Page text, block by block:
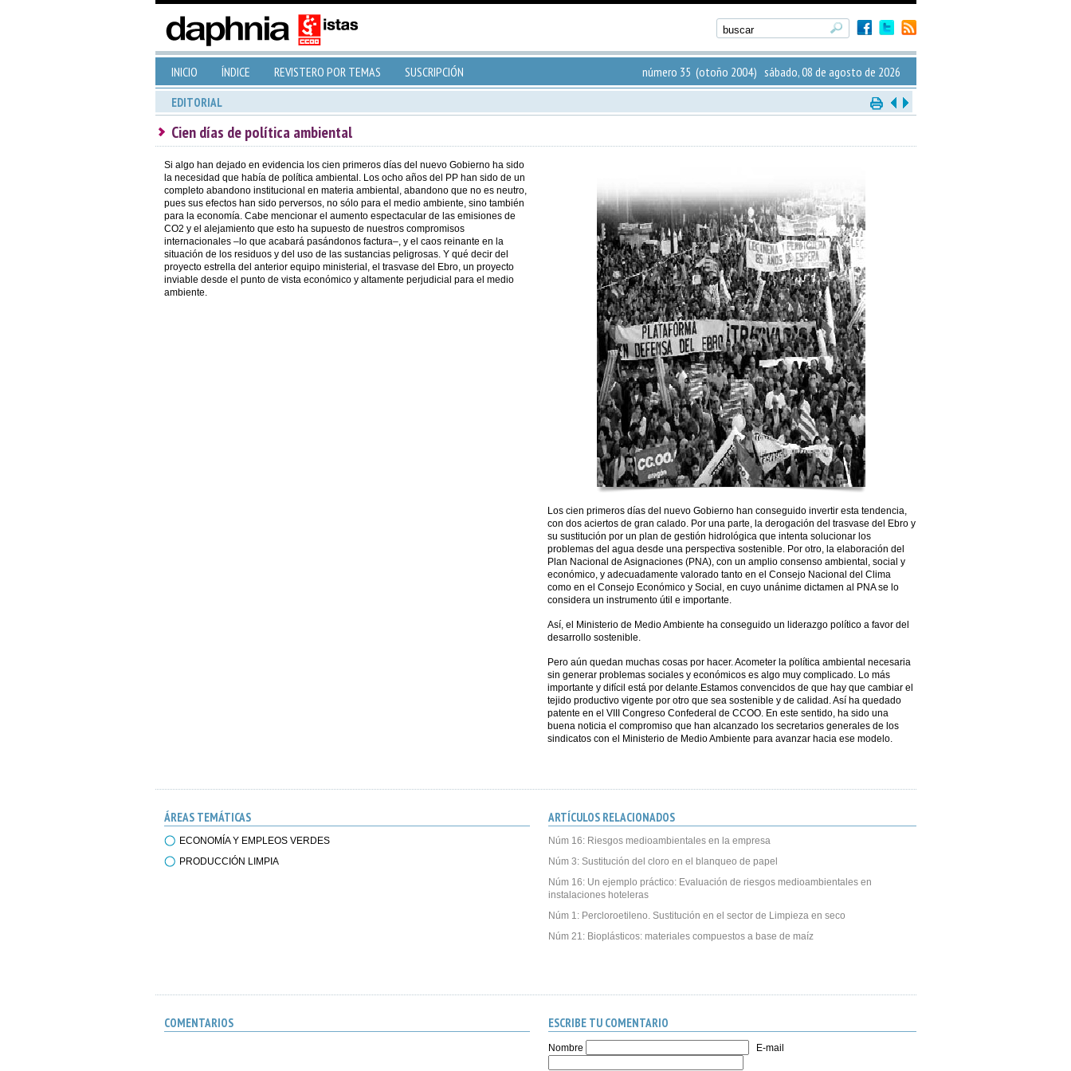
INICIO ÍNDICE REVISTERO POR TEMAS SUSCRIPCIÓN número 35 (otoño 2004) sábado, 08 de agosto de 2026
EDITORIAL
Cien días de política ambiental
Si algo han dejado en evidencia los cien primeros días del nuevo Gobierno ha sido
la necesidad que había de política ambiental. Los ocho años del PP han sido de un
completo abandono institucional en materia ambiental, abandono que no es neutro,
pues sus efectos han sido perversos, no sólo para el medio ambiente, sino también
para la economía. Cabe mencionar el aumento espectacular de las emisiones de
CO2 y el alejamiento que esto ha supuesto de nuestros compromisos
internacionales –lo que acabará pasándonos factura–, y el caos reinante en la
situación de los residuos y del uso de las sustancias peligrosas. Y qué decir del
proyecto estrella del anterior equipo ministerial, el trasvase del Ebro, un proyecto
inviable desde el punto de vista económico y altamente perjudicial para el medio
ambiente.
Los cien primeros días del nuevo Gobierno han conseguido invertir esta tendencia,
con dos aciertos de gran calado. Por una parte, la derogación del trasvase del Ebro y
su sustitución por un plan de gestión hidrológica que intenta solucionar los
problemas del agua desde una perspectiva sostenible. Por otro, la elaboración del
Plan Nacional de Asignaciones (PNA), con un amplio consenso ambiental, social y
económico, y adecuadamente valorado tanto en el Consejo Nacional del Clima
como en el Consejo Económico y Social, en cuyo unánime dictamen al PNA se lo
considera un instrumento útil e importante.
Así, el Ministerio de Medio Ambiente ha conseguido un liderazgo político a favor del
desarrollo sostenible.
Pero aún quedan muchas cosas por hacer. Acometer la política ambiental necesaria
sin generar problemas sociales y económicos es algo muy complicado. Lo más
importante y difícil está por delante.Estamos convencidos de que hay que cambiar el
tejido productivo vigente por otro que sea sostenible y de calidad. Así ha quedado
patente en el VIII Congreso Confederal de CCOO. En este sentido, ha sido una
buena noticia el compromiso que han alcanzado los secretarios generales de los
sindicatos con el Ministerio de Medio Ambiente para avanzar hacia ese modelo.
ÁREAS TEMÁTICAS
ECONOMÍA Y EMPLEOS VERDES
PRODUCCIÓN LIMPIA
ARTÍCULOS RELACIONADOS
Núm 16: Riesgos medioambientales en la empresa
Núm 3: Sustitución del cloro en el blanqueo de papel
Núm 16: Un ejemplo práctico: Evaluación de riesgos medioambientales en
instalaciones hoteleras
Núm 1: Percloroetileno. Sustitución en el sector de Limpieza en seco
Núm 21: Bioplásticos: materiales compuestos a base de maíz
COMENTARIOS ESCRIBE TU COMENTARIO
Nombre E-mail